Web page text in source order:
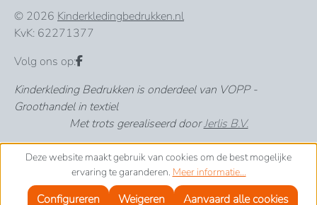
© 2026 Kinderkledingbedrukken.nl
KvK: 62271377
Volg ons op:
Kinderkleding Bedrukken is onderdeel van VOPP -
Groothandel in textiel
Met trots gerealiseerd doorJerlis B.V.
Deze website maakt gebruik van cookies om de best mogelijke
ervaring te garanderen. Meer informatie...
Weigeren
Configureren Aanvaard alle cookies